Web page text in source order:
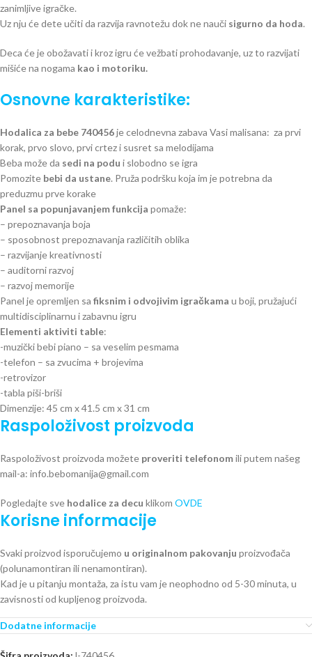
zanimljive igračke.
Uz nju će dete učiti da razvija ravnotežu dok ne nauči sigurno da hoda.
Deca će je obožavati i kroz igru će vežbati prohodavanje, uz to razvijati
mišiće na nogama kao i motoriku.
Osnovne karakteristike:
Hodalica za bebe 740456je celodnevna zabava Vasi malisana: za prvi
korak, prvo slovo, prvi crtez i susret sa melodijama
Beba može da sedi na podu i slobodno se igra
Pomozite bebi da ustane. Pruža podršku koja im je potrebna da
preduzmu prve korake
Panel sa popunjavanjem funkcija pomaže:
– prepoznavanja boja
– sposobnost prepoznavanja različitih oblika
– razvijanje kreativnosti
– auditorni razvoj
– razvoj memorije
Panel je opremljen sa fiksnim i odvojivim igračkama u boji, pružajući
multidisciplinarnu i zabavnu igru
Elementi aktiviti table:
-muzički bebi piano – sa veselim pesmama
-telefon – sa zvucima + brojevima
-retrovizor
-tabla piši-briši
Dimenzije: 45 cm x 41.5 cm x 31 cm
Raspoloživost proizvoda
Raspoloživost proizvoda možete proveriti telefonomili putem našeg
mail-a: info.bebomanija@gmail.com
Pogledajte sve hodalice za decu klikom OVDE
Korisne informacije
Svaki proizvod isporučujemo u originalnom pakovanju proizvođača
(polunamontiran ili nenamontiran).
Kad je u pitanju montaža, za istu vam je neophodno od 5-30 minuta, u
zavisnosti od kupljenog proizvoda.
Dodatne informacije